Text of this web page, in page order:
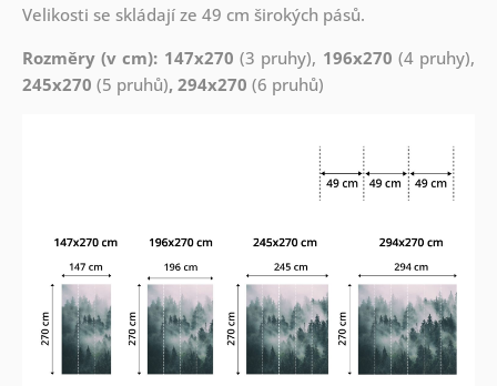
Velikosti se skládají ze 49 cm širokých pásů.
Rozměry (v cm): 147x270 (3 pruhy), 196x270 (4 pruhy),
245x270 (5 pruhů), 294x270 (6 pruhů)